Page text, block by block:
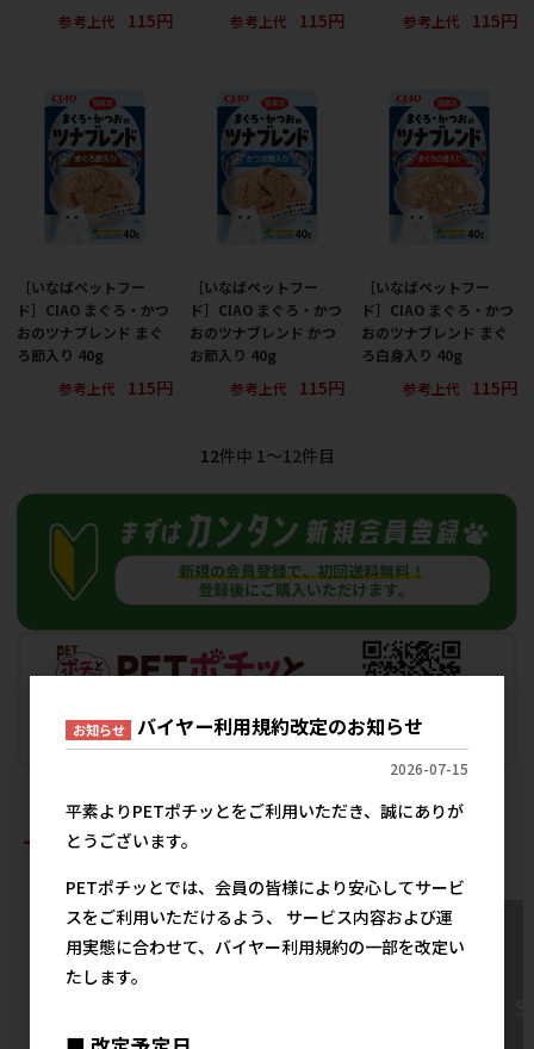
参考上代
115円
参考上代
115円
参考上代
115円
［いなばペットフー
ド］CIAO まぐろ・かつ
おのツナブレンド まぐ
ろ節入り 40g
参考上代
115円
［いなばペットフー
ド］CIAO まぐろ・かつ
おのツナブレンド かつ
お節入り 40g
参考上代
115円
［いなばペットフー
ド］CIAO まぐろ・かつ
おのツナブレンド まぐ
ろ白身入り 40g
参考上代
115円
12件中 1〜12件目
おすすめ商品
お知らせ バイヤー利用規約改定のお知らせ
2026-07-15
平素よりPETポチッとをご利用いただき、誠にありが
とうございます。
PETポチッとでは、会員の皆様により安心してサービ
スをご利用いただけるよう、 サービス内容および運
用実態に合わせて、バイヤー利用規約の一部を改定い
たします。